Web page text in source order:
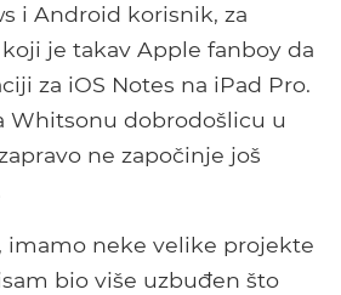
i Android korisnik, za
je takav Apple fanboy da
za iOS Notes na iPad Pro.
Whitsonu dobrodošlicu u
ne započinje još
imamo neke velike projekte
bio više uzbuđen što